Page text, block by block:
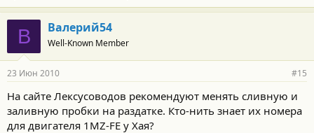
В Валерий54
Well-Known Member
23 Июн 2010 #15
На сайте Лексусоводов рекомендуют менять сливную и
заливную пробки на раздатке. Кто-нить знает их номера
для двигателя 1MZ-FE у Хая?